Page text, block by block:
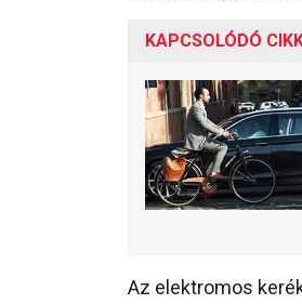
KAPCSOLÓDÓ
Az elektromos